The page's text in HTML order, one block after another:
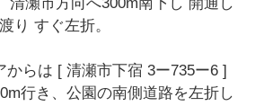
り すぐ左折。
からは [ 清瀬市下宿 3ー735ー6 ]
行き、公園の南側道路を左折し